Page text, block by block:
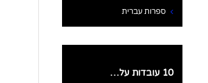
ספרות עברית
10 עובדות על…